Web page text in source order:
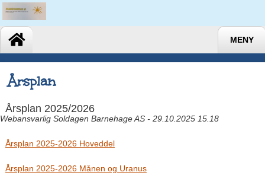
MENY
Årsplan
Årsplan 2025/2026
Webansvarlig Soldagen Barnehage AS - 29.10.2025 15.18
Årsplan 2025-2026 Hoveddel
Årsplan 2025-2026 Månen og Uranus